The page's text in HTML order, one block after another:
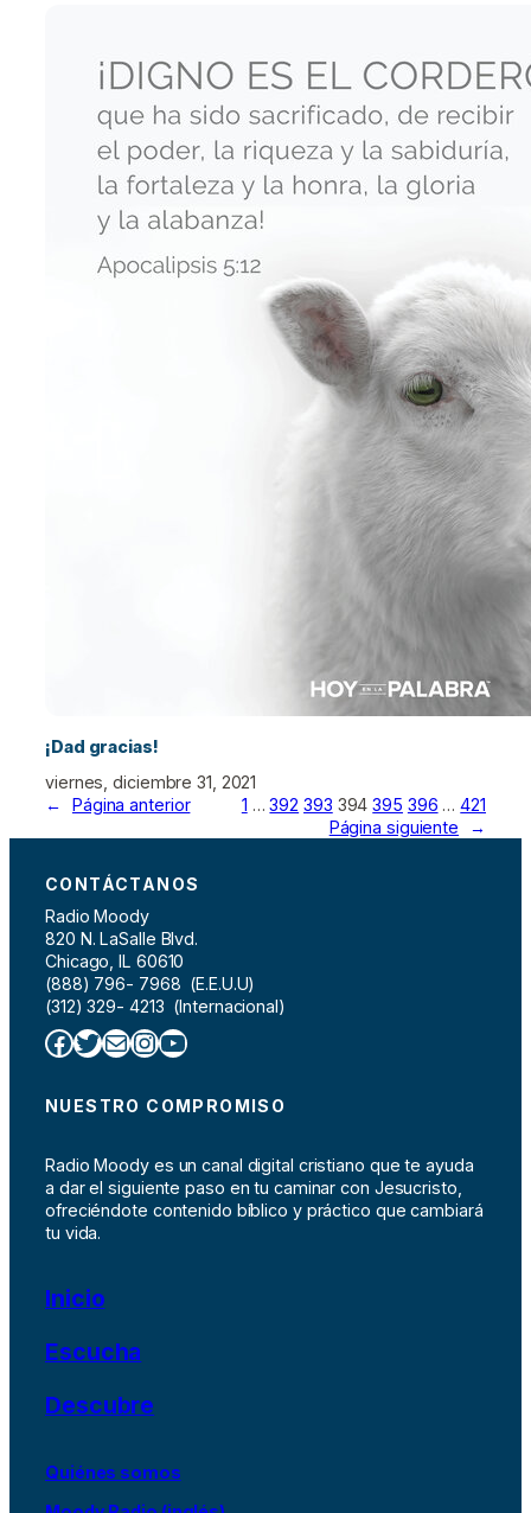
¡Dad gracias!
viernes, diciembre 31, 2021
←
Página anterior 1 … 392 393 394 395 396 … 421
Página siguiente
→
CONTÁCTANOS
Radio Moody
820 N. LaSalle Blvd.
Chicago, IL 60610
(888) 796- 7968 (E.E.U.U)
(312) 329- 4213 (Internacional)
Facebook Twitter Correo electrónico InstagramYouTube
NUESTRO COMPROMISO
Radio Moody es un canal digital cristiano que te ayuda
a dar el siguiente paso en tu caminar con Jesucristo,
ofreciéndote contenido bíblico y práctico que cambiará
tu vida.
Inicio
Escucha
Descubre
Quiénes somos